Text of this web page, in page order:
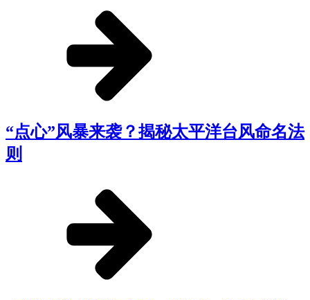
“点心”风暴来袭？揭秘太平洋台风命名法
则